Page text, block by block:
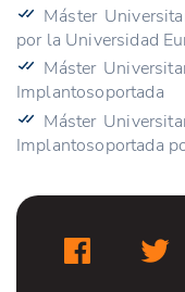
Máster
por la Universidad
Máster
Implantosoportada
Máster
Implantosoportada